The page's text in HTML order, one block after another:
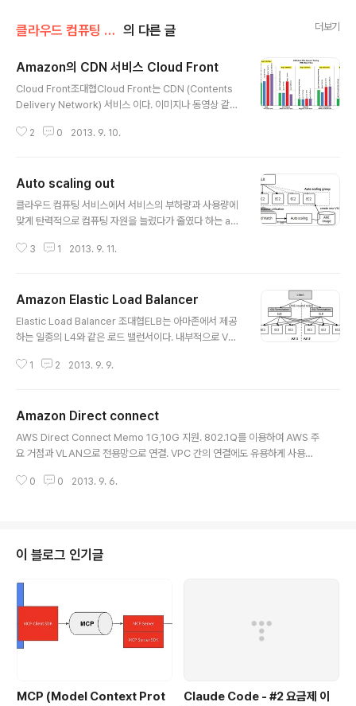
클라우드 컴퓨팅 & NoSQL/Amazon Web Service 의 다른 글 더보기
Amazon의 CDN 서비스 Cloud Front
Cloud Front조대협Cloud Front는 CDN (Contents
Delivery Network) 서비스 이다. 이미지나 동영상 같은
터에서 서비스를 하게 되면, 네트워크 latency 때문에 성
를 넣고, 클라이언트와 가까운 데이타 센터로 부터 컨텐츠
를 제공하는 서비스 이다.얼마나 많은 지역별 데이타 센터
에 edge node를 설치하고 서비스를 제공하느냐, 각 ed
서비스의 품질을 결정하는데, 세계적으로 Akamai와 Lim
2 0 2013. 9. 10.
Auto scaling out
클라우드 컴퓨팅 서비스에서 서비스의 부하량과 사용량에
맞게 탄력적으로 컴퓨팅 자원을 늘렸다가 줄였다 하는 aut
중의 하나이다. 아마존 클라우드 서비스는 이 auto scalin
다음과 같다. 여러 개의 EC 인스턴스들을 auto scaling g
roup이라는 하나의 그룹으로 묶어 놓는다. 그리고 각 인스
턴스들은 ELB 로드 밸런서를 통해서 로드가 분산된다. 이
솔루션을 통해서 자동으로 감지하게 되는데, 사용자가 정
3 1 2013. 9. 11.
Amazon Elastic Load Balancer
Elastic Load Balancer 조대협ELB는 아마존에서 제공
하는 일종의 L4와 같은 로드 밸런서이다. 내부적으로 VM
에 맞춰서 최적화 되어 있다. Multiple zone supportEL
할 수 있다. 여러 개의 zone에 multiple ELB instance
가 배포 되기 때문에 ELB 인스턴스는 기본적으로 ip 주소
를 가지지 않는다. 대신 DNS 주소를 가지는데, 테스트를
이상의 주소를 리턴하게 된다.이는 multiple zone을 지
1 2 2013. 9. 9.
Amazon Direct connect
AWS Direct Connect Memo 1G,10G 지원. 802.1Q를 이용하여 AWS 주
요 거점과 VLAN으로 전용망으로 연결. VPC 간의 연결에도 유용하게 사용할
N 연결이 가능함 Direct Connect가 VPN보다 빠르다탄력성 – AWS Direct
mazon VPC에 대한 VPN 연결을 설정하는 대신 AWS Direct Connect를
사용하면 4Gbps 이상..
0 0 2013. 9. 6.
이 블로그 인기글
MCP (Model Context Prot
Claude Code - #2 요금제 이